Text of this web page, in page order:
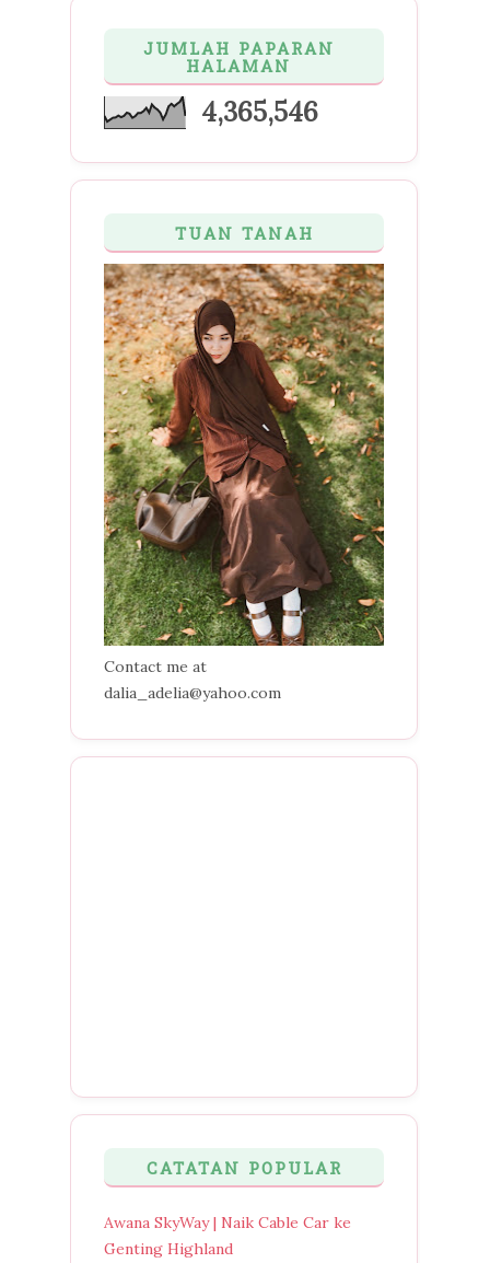
JUMLAH PAPARAN
HALAMAN
4,365,546
TUAN TANAH
Contact me at
dalia_adelia@yahoo.com
CATATAN POPULAR
Awana SkyWay | Naik Cable Car ke
Genting Highland